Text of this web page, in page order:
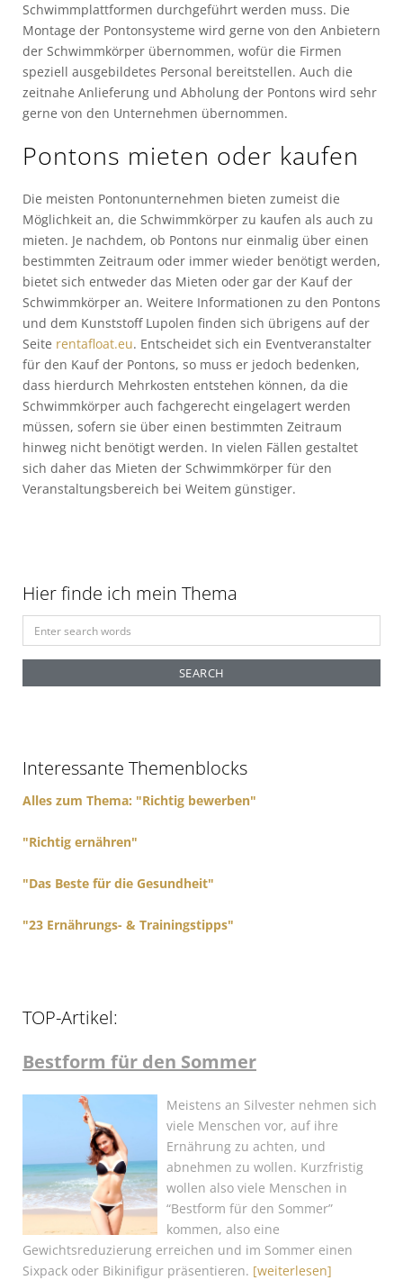
Schwimmplattformen durchgeführt werden muss. Die
Montage der Pontonsysteme wird gerne von den Anbietern
der Schwimmkörper übernommen, wofür die Firmen
speziell ausgebildetes Personal bereitstellen. Auch die
zeitnahe Anlieferung und Abholung der Pontons wird sehr
gerne von den Unternehmen übernommen.
Pontons mieten oder kaufen
Die meisten Pontonunternehmen bieten zumeist die
Möglichkeit an, die Schwimmkörper zu kaufen als auch zu
mieten. Je nachdem, ob Pontons nur einmalig über einen
bestimmten Zeitraum oder immer wieder benötigt werden,
bietet sich entweder das Mieten oder gar der Kauf der
Schwimmkörper an. Weitere Informationen zu den Pontons
und dem Kunststoff Lupolen finden sich übrigens auf der
Seite rentafloat.eu. Entscheidet sich ein Eventveranstalter
für den Kauf der Pontons, so muss er jedoch bedenken,
dass hierdurch Mehrkosten entstehen können, da die
Schwimmkörper auch fachgerecht eingelagert werden
müssen, sofern sie über einen bestimmten Zeitraum
hinweg nicht benötigt werden. In vielen Fällen gestaltet
sich daher das Mieten der Schwimmkörper für den
Veranstaltungsbereich bei Weitem günstiger.
Hier finde ich mein Thema
e
r
o
Interessante Themenblocks
Alles zum Thema: "Richtig bewerben"
"Richtig ernähren"
"Das Beste für die Gesundheit"
"23 Ernährungs- & Trainingstipps"
TOP-Artikel:
Bestform für den Sommer
Meistens an Silvester nehmen sich
viele Menschen vor, auf ihre
Ernährung zu achten, und
abnehmen zu wollen. Kurzfristig
wollen also viele Menschen in
“Bestform für den Sommer”
kommen, also eine
Gewichtsreduzierung erreichen und im Sommer einen
Sixpack oder Bikinifigur präsentieren. [weiterlesen]